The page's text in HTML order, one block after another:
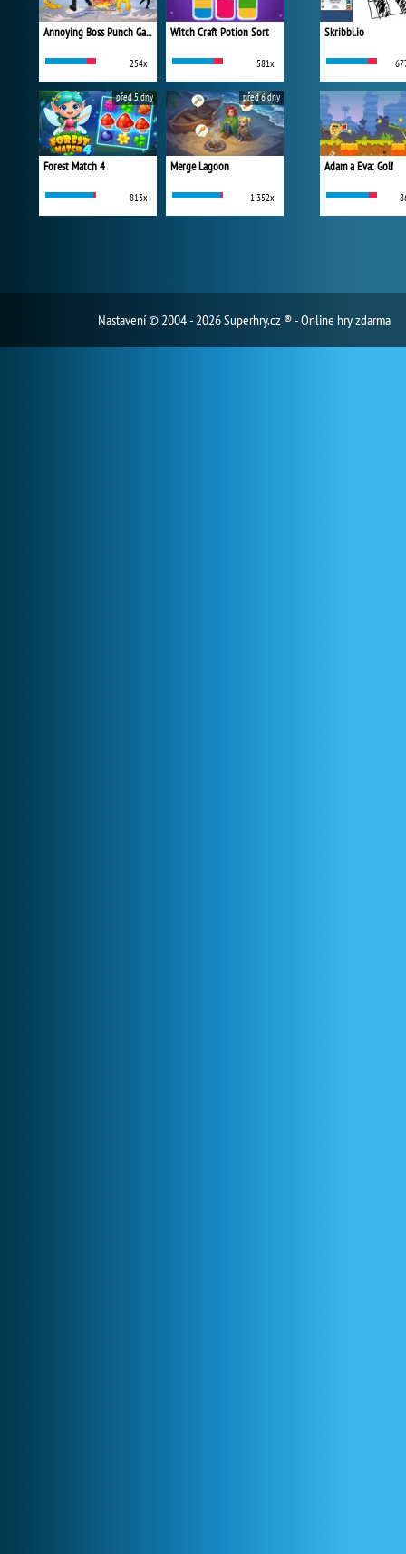
Annoying Boss Punch Game
254x
Witch Craft Potion Sort
581x
Forest Match 4
813x
před 5 dny
Merge Lagoon
1 352x
před 6 dny
Skribbl.io
Adam a Eva: Golf
Nastavení© 2004 - 2026 Superhry.cz ® - Online hry zdarma